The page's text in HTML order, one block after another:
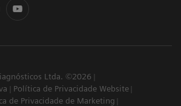
Ltda. ©2026
Política de Privacidade Website
de Privacidade de Marketing